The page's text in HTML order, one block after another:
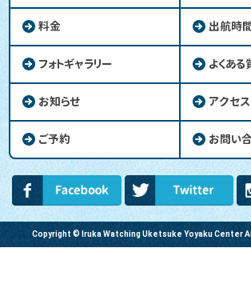
料金 出航時
フォトギャラリー よくある
お知らせ アクセス
ご予約 お問い
Copyright © Iruka Watching Uketsuke Yoyaku Center